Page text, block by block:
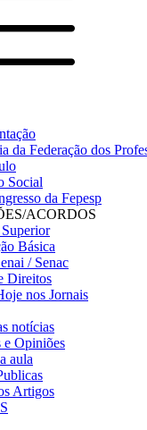
da Federação dos
Social
da Fepesp
ACORDOS
Básica
/ Senac
Direitos
nos Jornais
notícias
e Opiniões
aula
Artigos